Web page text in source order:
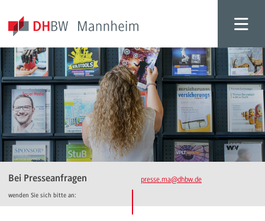
Bei Presseanfragen
wenden Sie sich bitte an:
presse.ma@dhbw.de